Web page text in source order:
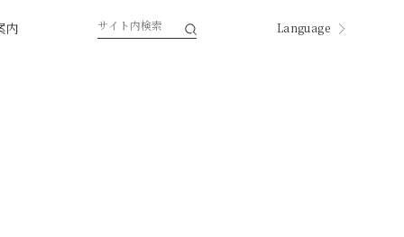
内 Language